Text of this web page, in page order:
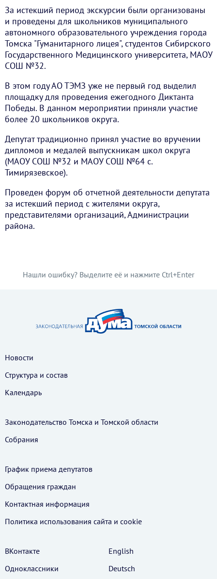
За истекший период экскурсии были организованы
и проведены для школьников муниципального
автономного образовательного учреждения города
Томска "Гуманитарного лицея", студентов Сибирского
Государственного Медицинского университета, МАОУ
СОШ №32.
В этом году АО ТЭМЗ уже не первый год выделил
площадку для проведения ежегодного Диктанта
Победы. В данном мероприятии приняли участие
более 20 школьников округа.
Депутат традиционно принял участие во вручении
дипломов и медалей выпускникам школ округа
(МАОУ СОШ №32 и МАОУ СОШ №64 с.
Тимирязевское).
Проведен форум об отчетной деятельности депутата
за истекший период с жителями округа,
представителями организаций, Администрации
района.
Нашли ошибку? Выделите её и нажмите Ctrl+Enter
Новости
Структура и состав
Календарь
Законодательство Томска и Томской области
Собрания
График приема депутатов
Обращения граждан
Контактная информация
Политика использования cайта и cookie
ВКонтакте
Одноклассники
English
Deutsch